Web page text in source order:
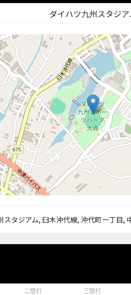
ダイハツ九州スタジア
スタジアム, 臼木沖代線, 沖代町一丁目,
二塁打 三塁打